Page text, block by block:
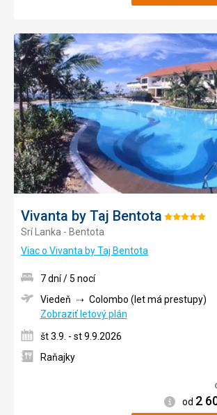
Vivanta by Taj Bentota Hodnotenie:
Srí Lanka - Bentota
Viac o Vivanta by Taj Bentota
7 dní / 5 nocí
Viedeň
Colombo (let má prestupy)
Zobraziť letový plán
št 3.9. - st 9.9.2026
Raňajky
od 2